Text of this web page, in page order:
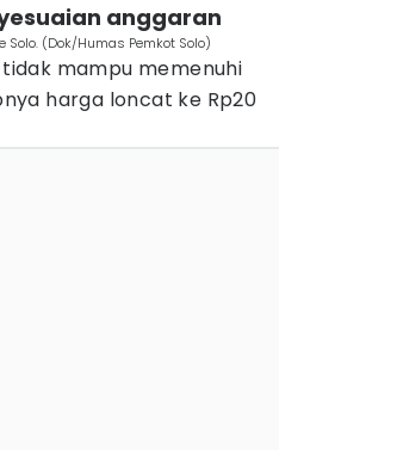
anggaran
(Dok/Humas Pemkot Solo)
mampu memenuhi
harga loncat ke Rp20